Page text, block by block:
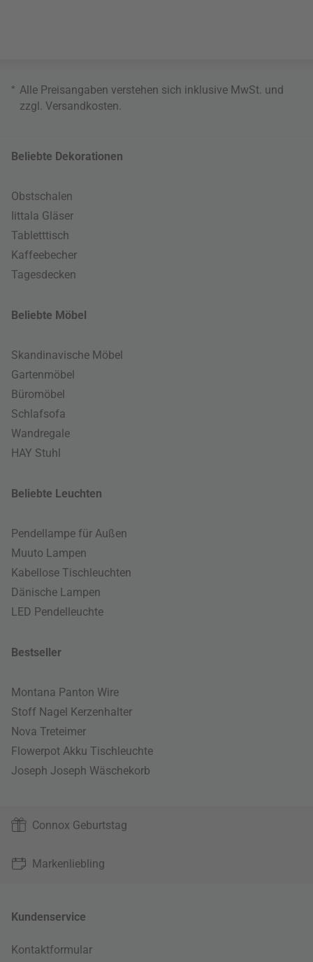
* Alle Preisangaben verstehen sich inklusive MwSt. und
zzgl. Versandkosten
Beliebte Dekorationen
Obstschalen
Iittala Gläser
Tabletttisch
Kaffeebecher
Tagesdecken
Beliebte Möbel
Skandinavische Möbel
Gartenmöbel
Büromöbel
Schlafsofa
Wandregale
HAY Stuhl
Beliebte Leuchten
Pendellampe für Außen
Muuto Lampen
Kabellose Tischleuchten
Dänische Lampen
LED Pendelleuchte
Bestseller
Montana Panton Wire
Stoff Nagel Kerzenhalter
Nova Treteimer
Flowerpot Akku Tischleuchte
Joseph Joseph Wäschekorb
Connox Geburtstag
Markenliebling
Kundenservice
Kontaktformular